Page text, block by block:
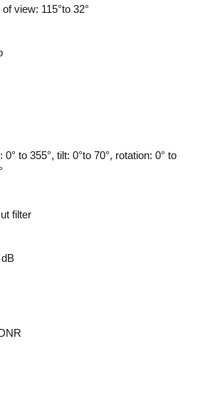
of view: 115°to 32°
0° to 355°, tilt: 0°to 70°, rotation: 0° to
filter